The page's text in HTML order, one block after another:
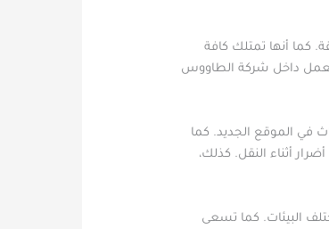
أنها تمتلك كافة
داخل شركة الطاووس
في الموقع الجديد. كما
أثناء النقل. كذلك،
البيئات. كما تسعى